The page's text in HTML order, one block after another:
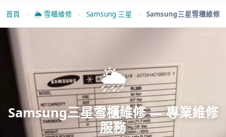
首頁 › 🌦 雪櫃維修 › Samsung 三星 › Samsung三星雪櫃維修
🌦
Samsung三星雪櫃維修 — 專業維修
服務